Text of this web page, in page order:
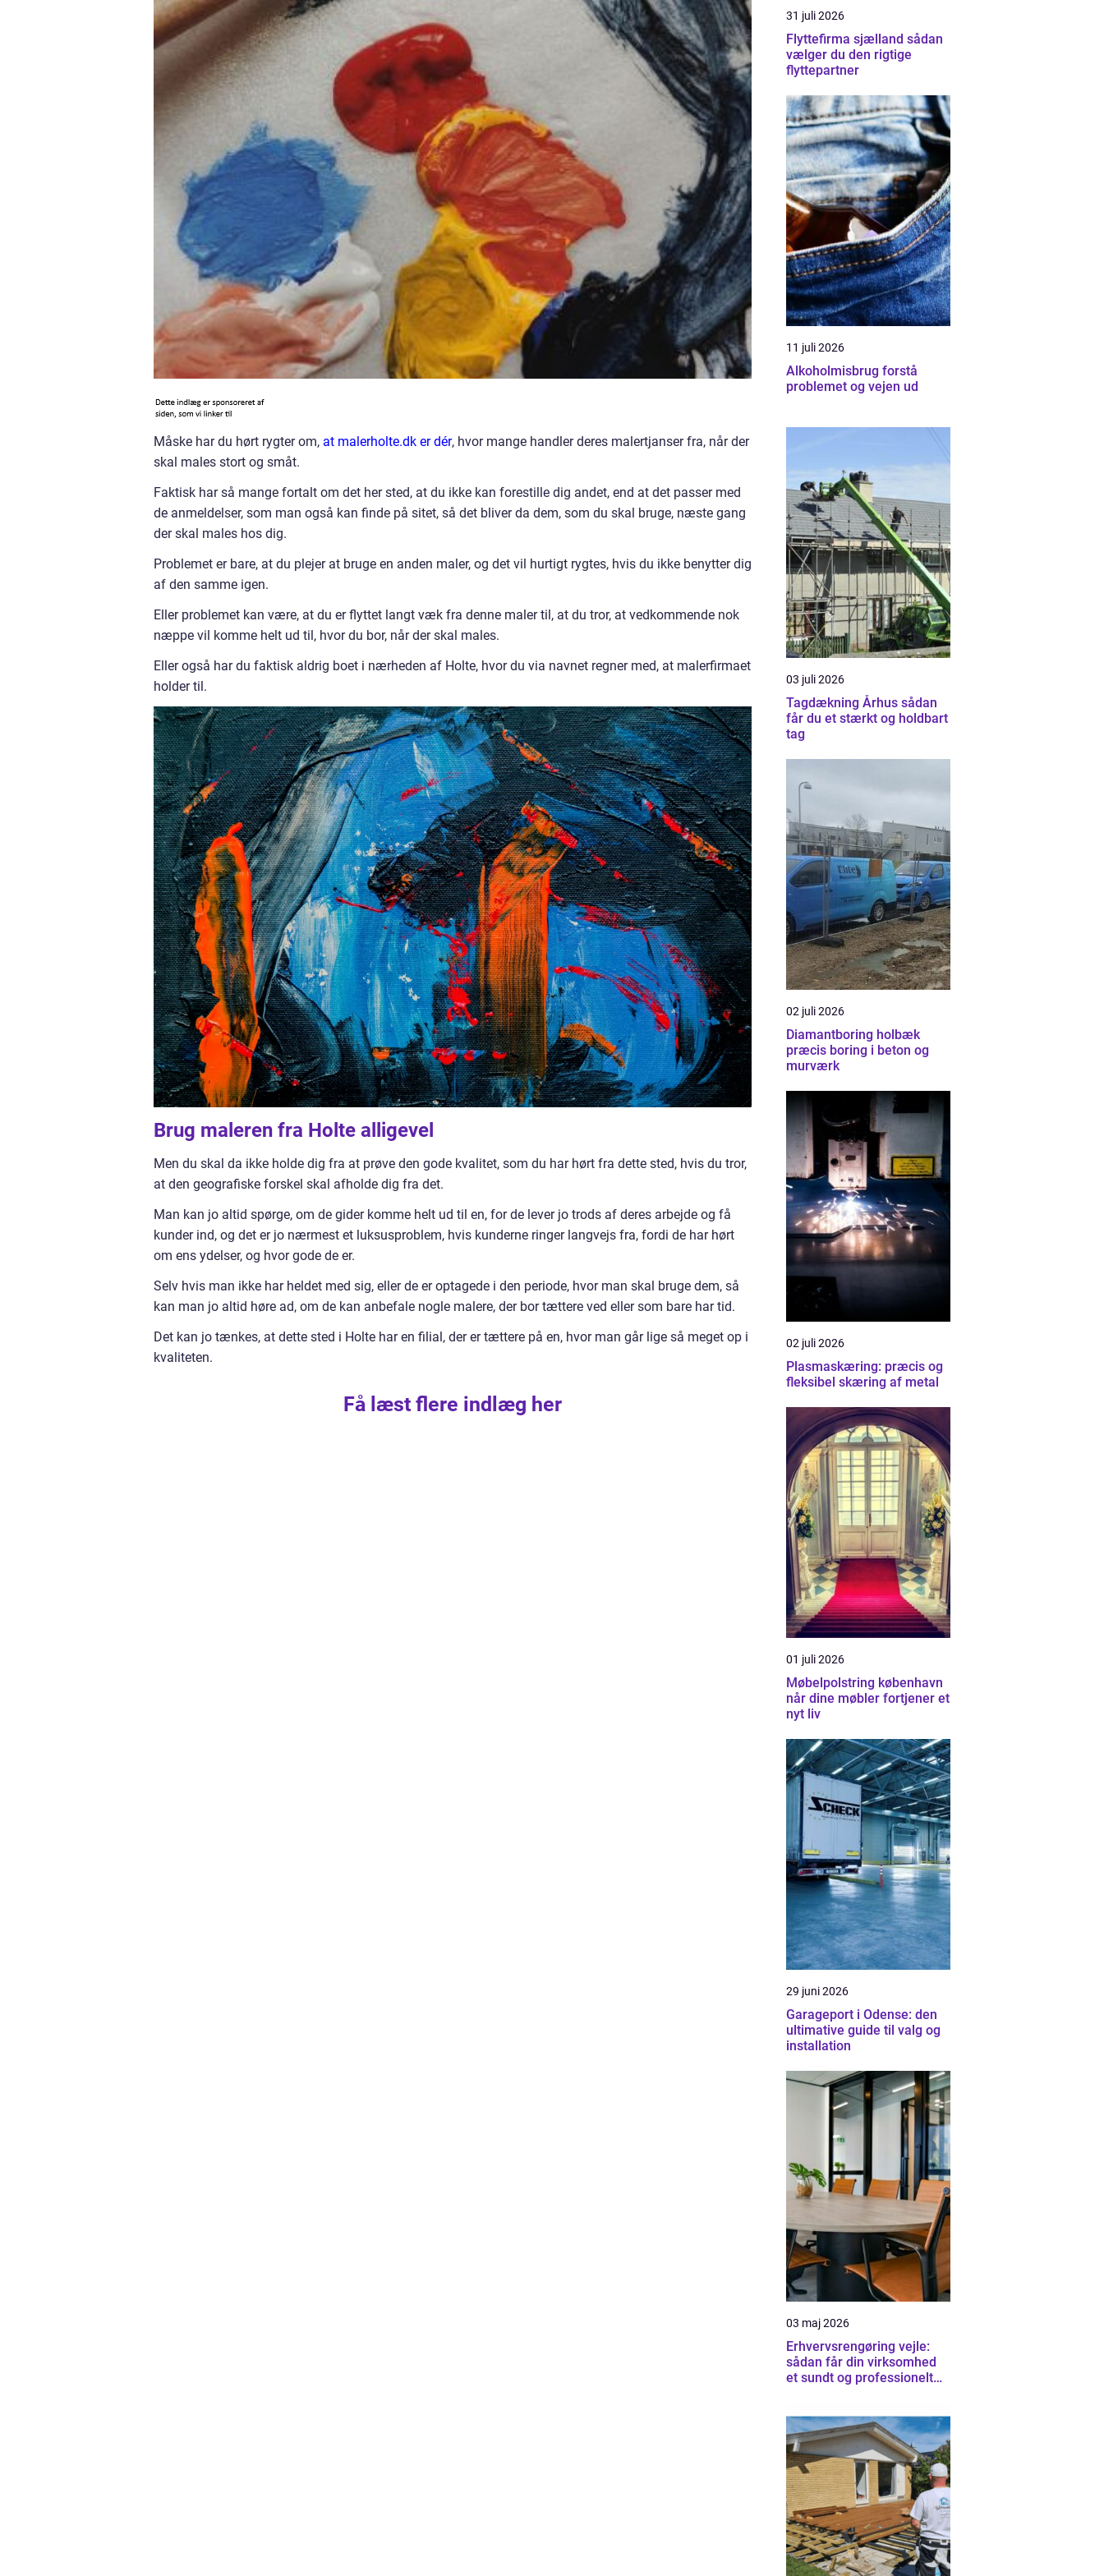
Måske har du hørt rygter om, at malerholte.dk er dér, hvor mange handler deres malertjanser fra, når der
skal males stort og småt.
Faktisk har så mange fortalt om det her sted, at du ikke kan forestille dig andet, end at det passer med
de anmeldelser, som man også kan finde på sitet, så det bliver da dem, som du skal bruge, næste gang
der skal males hos dig.
Problemet er bare, at du plejer at bruge en anden maler, og det vil hurtigt rygtes, hvis du ikke benytter dig
af den samme igen.
Eller problemet kan være, at du er flyttet langt væk fra denne maler til, at du tror, at vedkommende nok
næppe vil komme helt ud til, hvor du bor, når der skal males.
Eller også har du faktisk aldrig boet i nærheden af Holte, hvor du via navnet regner med, at malerfirmaet
holder til.
Brug maleren fra Holte alligevel
Men du skal da ikke holde dig fra at prøve den gode kvalitet, som du har hørt fra dette sted, hvis du tror,
at den geografiske forskel skal afholde dig fra det.
Man kan jo altid spørge, om de gider komme helt ud til en, for de lever jo trods af deres arbejde og få
kunder ind, og det er jo nærmest et luksusproblem, hvis kunderne ringer langvejs fra, fordi de har hørt
om ens ydelser, og hvor gode de er.
Selv hvis man ikke har heldet med sig, eller de er optagede i den periode, hvor man skal bruge dem, så
kan man jo altid høre ad, om de kan anbefale nogle malere, der bor tættere ved eller som bare har tid.
Det kan jo tænkes, at dette sted i Holte har en filial, der er tættere på en, hvor man går lige så meget op i
kvaliteten.
Få læst flere indlæg her
31 juli 2026
Flyttefirma sjælland sådan
vælger du den rigtige
flyttepartner
11 juli 2026
Alkoholmisbrug forstå
problemet og vejen ud
03 juli 2026
Tagdækning Århus sådan
får du et stærkt og holdbart
tag
02 juli 2026
Diamantboring holbæk
præcis boring i beton og
murværk
02 juli 2026
Plasmaskæring: præcis og
fleksibel skæring af metal
01 juli 2026
Møbelpolstring københavn
når dine møbler fortjener et
nyt liv
29 juni 2026
Garageport i Odense: den
ultimative guide til valg og
installation
03 maj 2026
Erhvervsrengøring vejle:
sådan får din virksomhed
et sundt og professionelt